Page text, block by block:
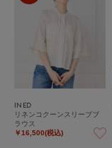
INED
リネンコクーンスリーブブ
ラウス
￥16,500(税込)